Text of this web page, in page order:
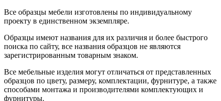
Все образцы мебели изготовлены по индивидуальному
проекту в единственном экземпляре.
Образцы имеют названия для их различия и более быстрого
поиска по сайту, все названия образцов не являются
зарегистрированным товарным знаком.
Все мебельные изделия могут отличаться от представленных
образцов по цвету, размеру, комплектации, фурнитуре, а также
способами монтажа и производителями комплектующих и
фурнитуры.